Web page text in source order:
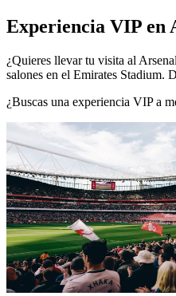
Experiencia VIP en
¿Quieres llevar tu visita al
salones en el Emirates Stadium.
¿Buscas una experiencia VIP a